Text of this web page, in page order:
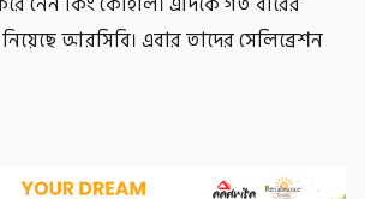
আরসিবি। এবার তাদের সেলিব্রেশন